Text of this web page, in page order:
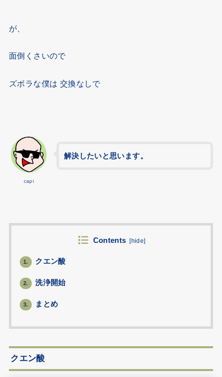
が、
面倒くさいので
ズボラな僕は 交換なしで
capi
解決したいと思います。
Contents [hide]
1. クエン酸
2. 洗浄開始
3. まとめ
クエン酸